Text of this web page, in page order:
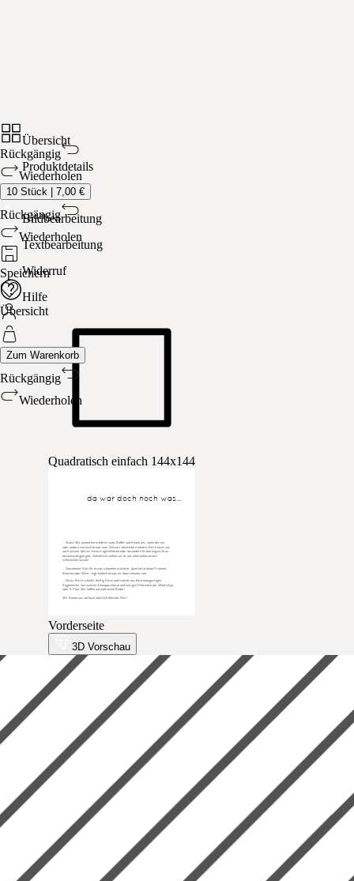
Rückgängig
Wiederholen
10 Stück 7,00 €
Rückgängig
Wiederholen
Speichern
Zum Warenkorb
Rückgängig
Wiederholen
Übersicht
Produktdetails
Bilder
Bildbearbeitung
Textbearbeitung
Widerruf
Hilfe
Übersicht
Quadratisch einfach 144x144
da war doch noch was…
... Essen: Wir planen ein mediterranes Buffet und freuen uns, wenn der ein
oder andere von euch etwas zum Dessert beisteuern könnte. Bitte lasst uns
auch wissen, falls es Unverträglichkeiten oder besondere Ernährungsstile zu
berücksichtigen gibt. Schließlich wollen wir es uns allen unbeschwert
schmecken lassen!
... Geschenke: Falls Ihr etwas schenken möchtet, dann bitte keine Pralinen,
Blumen oder Wein - legt einfach etwas ins Sparschwein rein.
... Fotos: Bitte schießt fleißig Fotos und schickt uns Eure einzigartigen
Augenblicke, verrückten Schnappschüsse und lustigen Momente per WhatsApp
oder E-Mail. Wir hoffen auf zahlreiche Bilder!
Wir freuen uns auf Euch und ein fröhliches Fest!
Vorderseite
3D Vorschau